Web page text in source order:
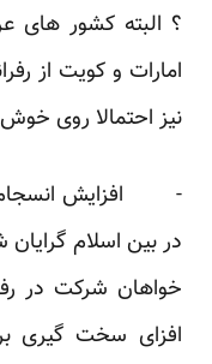
؟ البته کشور های
امارات و کویت از
نیز احتمالا روی
- افزایش انسجام
در بین اسلام
خواهان شرکت در
افزای سخت گیری